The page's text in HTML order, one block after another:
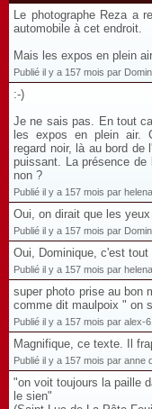
Le photographe Reza a
automobile à cet endroit.
Mais les expos en plein
Publié il y a 157 mois par
:-)
Je ne sais pas. En tout
les expos en plein air.
regard noir, là au bord de
puissant. La présence de
non ?
Publié il y a 157 mois par
Oui, on dirait que les
Publié il y a 157 mois par
Oui, Dominique, c'est
Publié il y a 157 mois par
super photo prise au bon
comme dit maulpoix " on
Publié il y a 157 mois par alex-6.
Magnifique, ce texte. Il
Publié il y a 157 mois par anne
"on voit toujours la paille
le sien"